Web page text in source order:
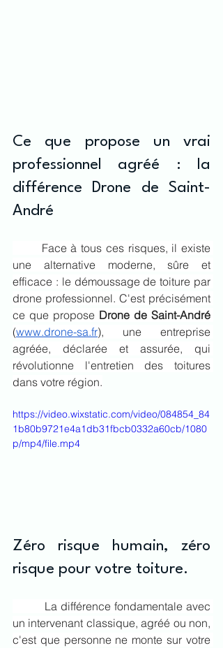
Ce que propose un vrai
professionnel agréé : la
différence Drone de Saint-
André
une alternative moderne, sûre et
efficace : le démoussage de toiture par
drone professionnel. C'est précisément
ce que propose Drone de Saint-André
(www.drone-sa.fr), une entreprise
agréée, déclarée et assurée, qui
révolutionne l'entretien des toitures
dans votre région.
https://video.wixstatic.com/video/084854_84
1b80b9721e4a1db31fbcb0332a60cb/1080
p/mp4/file.mp4
Zéro risque humain, zéro
risque pour votre toiture.
un intervenant classique, agréé ou non,
c'est que personne ne monte sur votre